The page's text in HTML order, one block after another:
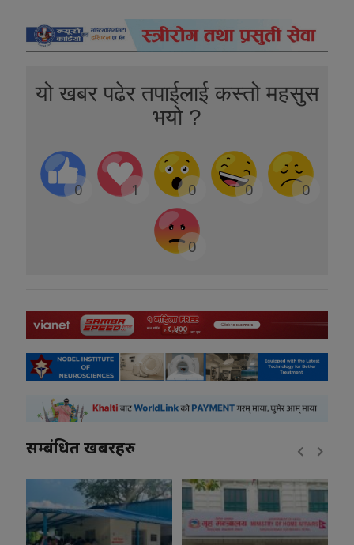
यो खबर पढेर तपाईलाई कस्तो महसुस
भयो ?
0 1 0 0 0
0
सम्बंधित खबरहरु